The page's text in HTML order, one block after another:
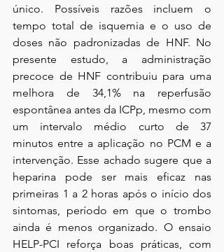
único. Possíveis razões incluem o
tempo total de isquemia e o uso de
doses não padronizadas de HNF. No
presente estudo, a administração
precoce de HNF contribuiu para uma
melhora de 34,1% na reperfusão
espontânea antes da ICPp, mesmo com
um intervalo médio curto de 37
minutos entre a aplicação no PCM e a
intervenção. Esse achado sugere que a
heparina pode ser mais eficaz nas
primeiras 1 a 2 horas após o início dos
sintomas, período em que o trombo
ainda é menos organizado. O ensaio
HELP-PCI reforça boas práticas, com